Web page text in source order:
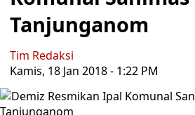
Tanjunganom
Tim Redaksi
Kamis, 18 Jan 2018 - 1:22 PM